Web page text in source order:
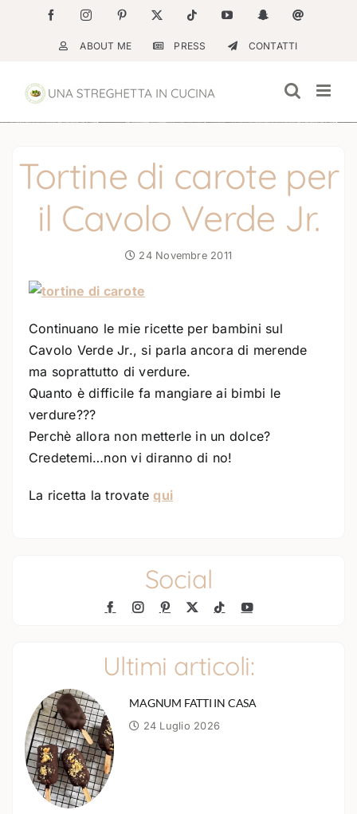
contenuto
FacebookInstagramPinterest Tiktok YouTubeSnapchatEmail
ABOUT ME PRESS CONTATTI
Tortine di carote per
il Cavolo Verde Jr.
24 Novembre 2011
Continuano le mie ricette per bambini sul
Cavolo Verde Jr., si parla ancora di merende
ma soprattutto di verdure.
Quanto è difficile fa mangiare ai bimbi le
verdure???
Perchè allora non metterle in un dolce?
Credetemi…non vi diranno di no!
La ricetta la trovatequi
Social
Ultimi articoli:
MAGNUM FATTI IN CASA
24 Luglio 2026